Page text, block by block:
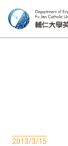
2013/3/15